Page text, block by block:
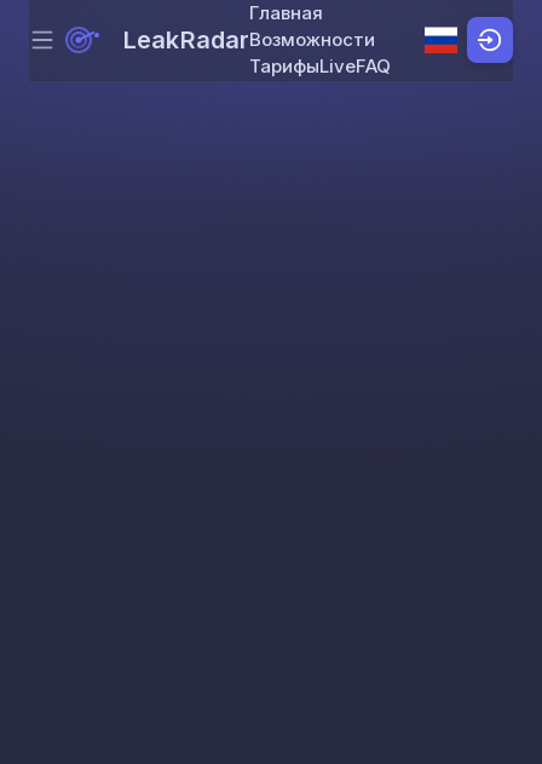
Skip to content
Menu LeakRadar
Главная
Возможности
ТарифыLiveFAQ